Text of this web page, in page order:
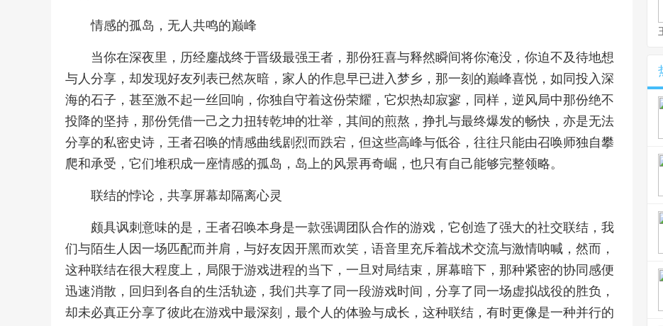
情感的孤岛，无人共鸣的巅峰
当你在深夜里，历经鏖战终于晋级最强王者，那份狂喜与释然瞬间将你淹没，你迫不及待地想
与人分享，却发现好友列表已然灰暗，家人的作息早已进入梦乡，那一刻的巅峰喜悦，如同投入深
海的石子，甚至激不起一丝回响，你独自守着这份荣耀，它炽热却寂寥，同样，逆风局中那份绝不
投降的坚持，那份凭借一己之力扭转乾坤的壮举，其间的煎熬，挣扎与最终爆发的畅快，亦是无法
分享的私密史诗，王者召唤的情感曲线剧烈而跌宕，但这些高峰与低谷，往往只能由召唤师独自攀
爬和承受，它们堆积成一座情感的孤岛，岛上的风景再奇崛，也只有自己能够完整领略。
联结的悖论，共享屏幕却隔离心灵
颇具讽刺意味的是，王者召唤本身是一款强调团队合作的游戏，它创造了强大的社交联结，我
们与陌生人因一场匹配而并肩，与好友因开黑而欢笑，语音里充斥着战术交流与激情呐喊，然而，
这种联结在很大程度上，局限于游戏进程的当下，一旦对局结束，屏幕暗下，那种紧密的协同感便
迅速消散，回归到各自的生活轨迹，我们共享了同一段游戏时间，分享了同一场虚拟战役的胜负，
却未必真正分享了彼此在游戏中最深刻，最个人的体验与成长，这种联结，有时更像是一种并行的